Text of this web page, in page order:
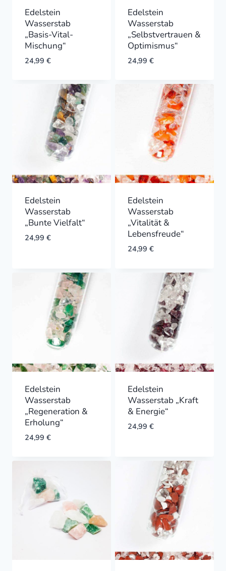
Edelstein
Wasserstab
„Basis-Vital-
Mischung“
24,99 €
Edelstein
Wasserstab
„Selbstvertrauen &
Optimismus“
24,99 €
Edelstein
Wasserstab
„Bunte Vielfalt“
24,99 €
Edelstein
Wasserstab
„Vitalität &
Lebensfreude“
24,99 €
Edelstein
Wasserstab
„Regeneration &
Erholung“
24,99 €
Edelstein
Wasserstab „Kraft
& Energie“
24,99 €